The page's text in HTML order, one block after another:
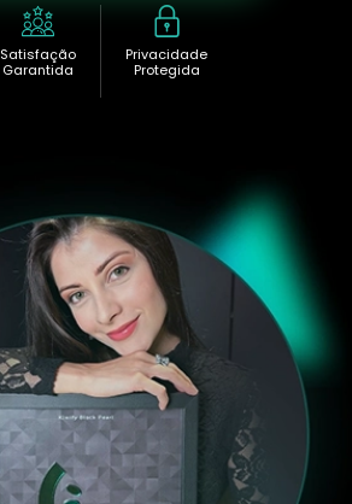
Satisfação
Garantida
Privacidade
Protegida